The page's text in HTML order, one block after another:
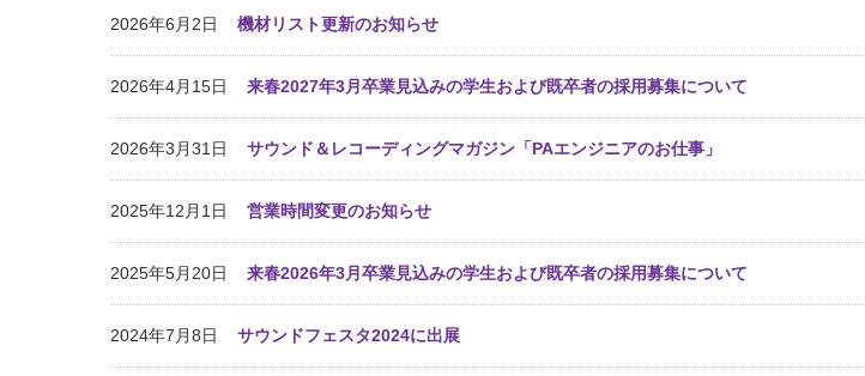
2026年6月2日 機材リスト更新のお知らせ
2026年4月15日 来春2027年3月卒業見込みの学生および既卒者の採用募集について
2026年3月31日 サウンド＆レコーディングマガジン「PAエンジニアのお仕事」
2025年12月1日 営業時間変更のお知らせ
2025年5月20日 来春2026年3月卒業見込みの学生および既卒者の採用募集について
2024年7月8日 サウンドフェスタ2024に出展